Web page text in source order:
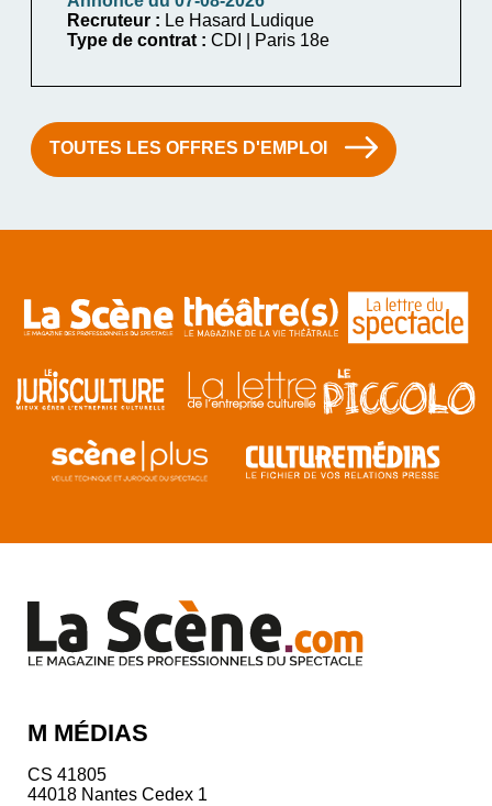
Recruteur : Le Hasard Ludique
Type de contrat : CDI | Paris 18e
TOUTES LES OFFRES D'EMPLOI
M MÉDIAS
CS 41805
44018 Nantes Cedex 1